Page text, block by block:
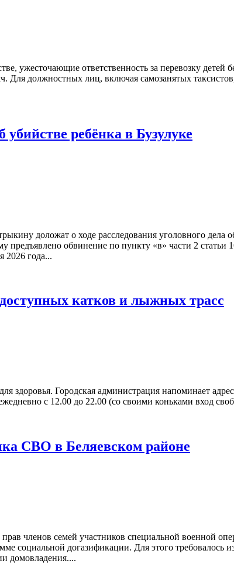
ужесточающие ответственность за перевозку
Для должностных лиц, включая самозанятых
ребёнка в Бузулуке
доложат о ходе расследования уголовного дела
предъявлено обвинение по пункту «в» части 2
2026 года...
катков и лыжных трасс
здоровья. Городская администрация напоминает
с 12.00 до 22.00 (со своими коньками вход
СВО в Беляевском районе
членов семей участников специальной военной
социальной догазификации. Для этого требовалось
домовладения....